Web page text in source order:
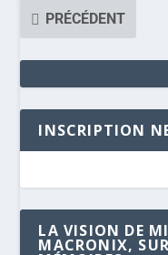
PRÉCÉDENT
INSCRIPTION
LA VISION DE
MACRONIX,